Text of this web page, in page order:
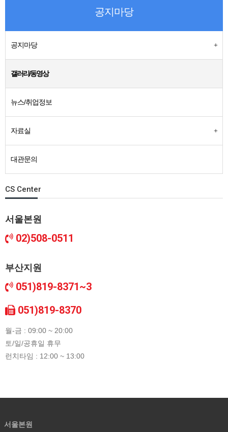
공지마당
공지마당
갤러리/동영상
뉴스/취업정보
자료실
대관문의
CS Center
서울본원
02)508-0511
부산지원
051)819-8371~3
051)819-8370
월-금 : 09:00 ~ 20:00
토/일/공휴일 휴무
런치타임 : 12:00 ~ 13:00
서울본원